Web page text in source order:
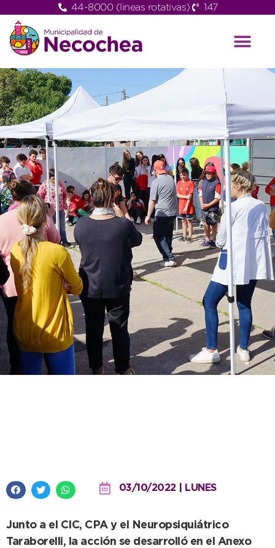
44-8000 (lineas rotativas) 147
03/10/2022 | LUNES
Junto a el CIC, CPA y el Neuropsiquiátrico
Taraborelli, la acción se desarrolló en el Anexo